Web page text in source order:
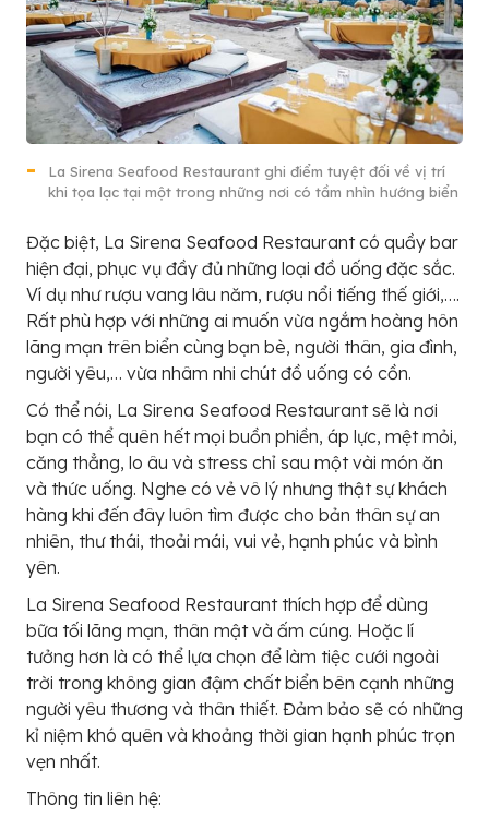
La Sirena Seafood Restaurant ghi điểm tuyệt đối về vị trí
khi tọa lạc tại một trong những nơi có tầm nhìn hướng biển
Đặc biệt, La Sirena Seafood Restaurant có quầy bar
hiện đại, phục vụ đầy đủ những loại đồ uống đặc sắc.
Ví dụ như rượu vang lâu năm, rượu nổi tiếng thế giới,….
Rất phù hợp với những ai muốn vừa ngắm hoàng hôn
lãng mạn trên biển cùng bạn bè, người thân, gia đình,
người yêu,… vừa nhâm nhi chút đồ uống có cồn.
Có thể nói, La Sirena Seafood Restaurant sẽ là nơi
bạn có thể quên hết mọi buồn phiền, áp lực, mệt mỏi,
căng thẳng, lo âu và stress chỉ sau một vài món ăn
và thức uống. Nghe có vẻ vô lý nhưng thật sự khách
hàng khi đến đây luôn tìm được cho bản thân sự an
nhiên, thư thái, thoải mái, vui vẻ, hạnh phúc và bình
yên.
La Sirena Seafood Restaurant thích hợp để dùng
bữa tối lãng mạn, thân mật và ấm cúng. Hoặc lí
tưởng hơn là có thể lựa chọn để làm tiệc cưới ngoài
trời trong không gian đậm chất biển bên cạnh những
người yêu thương và thân thiết. Đảm bảo sẽ có những
kỉ niệm khó quên và khoảng thời gian hạnh phúc trọn
vẹn nhất.
Thông tin liên hệ: